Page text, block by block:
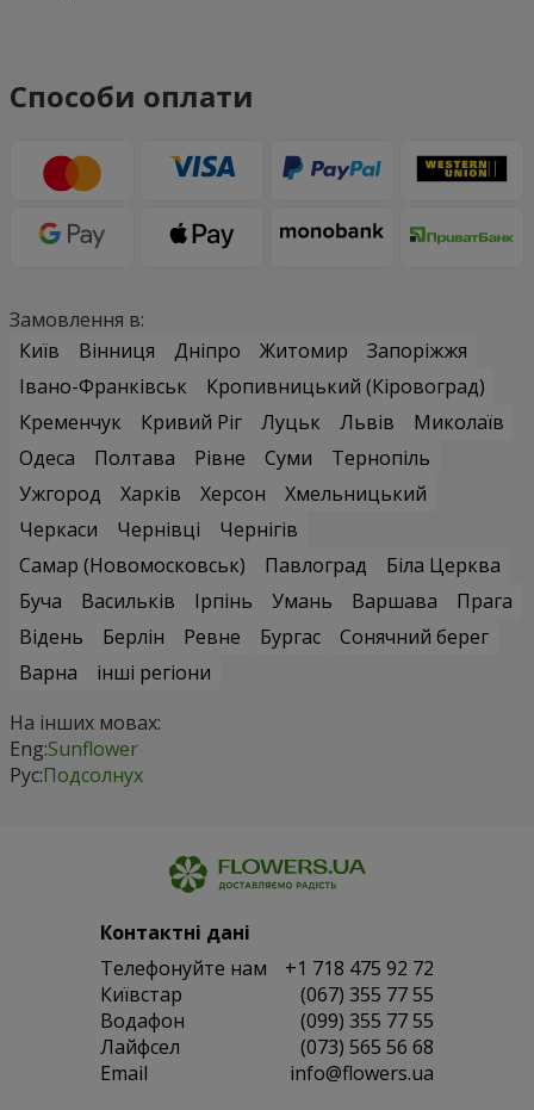
Способи оплати
Замовлення в:
Київ
Вінниця Дніпро Житомир
Запоріжжя
Івано-Франківськ
Кропивницький (Кіровоград)
Кременчук
Кривий Ріг Луцьк Львів
Миколаїв
Одеса
Полтава Рівне Суми
Тернопіль
Ужгород
Харків Херсон
Хмельницький
Черкаси
Чернівці
Чернігів
Самар (Новомосковськ)
Павлоград
Біла Церква
Буча
Васильків Ірпінь Умань Варшава
Прага
Відень
Берлін Ревне Бургас
Сонячний берег
Варна
інші регіони
На інших мовах:
Eng:Sunflower
Рус:Подсолнух
Контактні дані
Телефонуйте нам
+1 718 475 92 72
Київстар
(067) 355 77 55
Водафон
(099) 355 77 55
Лайфсел
(073) 565 56 68
Email
info@flowers.ua